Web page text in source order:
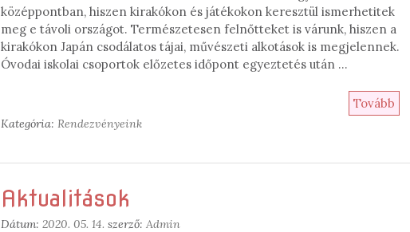
középpontban, hiszen kirakókon és játékokon keresztül ismerhetitek
meg e távoli országot. Természetesen felnőtteket is várunk, hiszen a
kirakókon Japán csodálatos tájai, művészeti alkotások is megjelennek.
Óvodai iskolai csoportok előzetes időpont egyeztetés után …
Tovább
Kategória: Rendezvényeink
Aktualitások
Dátum:2020. 05. 14. szerző: Admin